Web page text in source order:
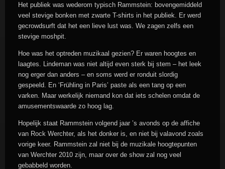
Het publiek was wederom typisch Rammstein: bovengemiddeld
veel stevige bonken met zwarte T-shirts in het publiek. Er werd
gecrowdsurft dat het een lieve lust was. We zagen zelfs een
stevige moshpit.
Hoe was het optreden muzikaal gezien? Er waren hoogtes en
laagtes. Lindeman was niet altijd even sterk bij stem – het leek
nog erger dan anders – en soms werd er ronduit slordig
gespeeld. En ‘Frühling in Paris’ paste als een tang op een
varken. Maar werkelijk niemand kon dat iets schelen omdat de
amusementswaarde zo hoog lag.
Hopelijk staat Rammstein volgend jaar ’s avonds op de affiche
van Rock Werchter, als het donker is, en niet bij valavond zoals
vorige keer. Rammstein zal niet bij de muzikale hoogtepunten
van Werchter 2010 zijn, maar over de show zal nog veel
gebabbeld worden.